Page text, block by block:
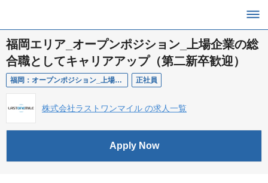
福岡エリア_オープンポジション_上場企業の総
合職としてキャリアアップ（第二新卒歓迎）
福岡：オープンポジション_上場企業の総合職 正社員
株式会社ラストワンマイル の求人一覧
Apply Now